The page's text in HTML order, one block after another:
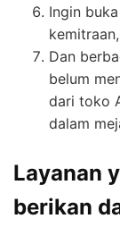
Ingin
Dan
belum
dari toko
dalam
Layanan
berikan